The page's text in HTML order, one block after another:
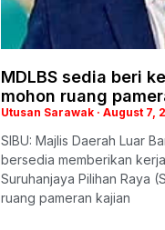
MDLBS sedia beri
mohon ruang
Utusan Sarawak August 7,
SIBU: Majlis Daerah Luar
bersedia memberikan
Suruhanjaya Pilihan Raya
ruang pameran kajian